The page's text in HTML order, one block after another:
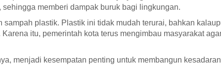
memberi dampak buruk bagi lingkungan.
sampah plastik. Plastik ini tidak mudah terurai, bahkan
itu, pemerintah kota terus mengimbau masyarakat
menjadi kesempatan penting untuk membangun